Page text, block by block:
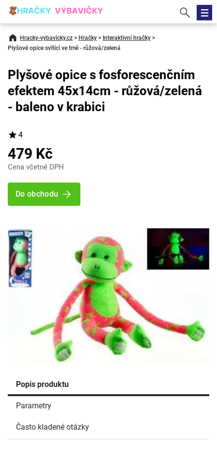
Hracky-vybavicky.cz > Hračky > Interaktivní hračky >
Plyšové opice svítící ve tmě - růžová/zelená
Popis produktu
Parametry
Často kladené otázky
Plyšové opice s fosforescenčním
efektem 45x14cm - růžová/zelená
- baleno v krabici
4
479 Kč
Cena včetně DPH
Do obchodu